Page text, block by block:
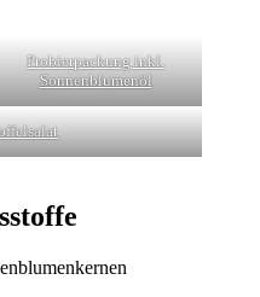
Probierpackung inkl.
Sonnenblumenöl